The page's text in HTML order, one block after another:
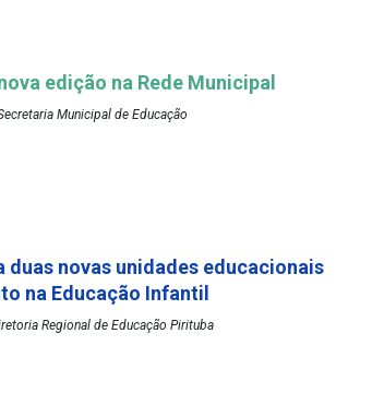
edição na Rede Municipal
Municipal de Educação
duas novas unidades educacionais
na Educação Infantil
Regional de Educação Pirituba